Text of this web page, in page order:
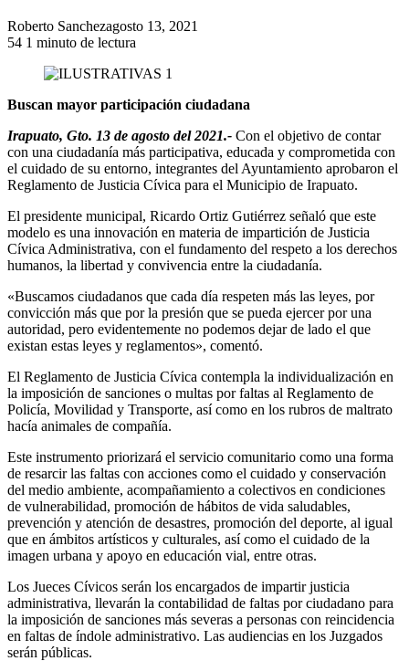
Roberto Sanchezagosto 13, 2021
54 1 minuto de lectura
Buscan mayor participación ciudadana
Irapuato, Gto. 13 de agosto del 2021.- Con el objetivo de contar
con una ciudadanía más participativa, educada y comprometida con
el cuidado de su entorno, integrantes del Ayuntamiento aprobaron el
Reglamento de Justicia Cívica para el Municipio de Irapuato.
El presidente municipal, Ricardo Ortiz Gutiérrez señaló que este
modelo es una innovación en materia de impartición de Justicia
Cívica Administrativa, con el fundamento del respeto a los derechos
humanos, la libertad y convivencia entre la ciudadanía.
«Buscamos ciudadanos que cada día respeten más las leyes, por
convicción más que por la presión que se pueda ejercer por una
autoridad, pero evidentemente no podemos dejar de lado el que
existan estas leyes y reglamentos», comentó.
El Reglamento de Justicia Cívica contempla la individualización en
la imposición de sanciones o multas por faltas al Reglamento de
Policía, Movilidad y Transporte, así como en los rubros de maltrato
hacía animales de compañía.
Este instrumento priorizará el servicio comunitario como una forma
de resarcir las faltas con acciones como el cuidado y conservación
del medio ambiente, acompañamiento a colectivos en condiciones
de vulnerabilidad, promoción de hábitos de vida saludables,
prevención y atención de desastres, promoción del deporte, al igual
que en ámbitos artísticos y culturales, así como el cuidado de la
imagen urbana y apoyo en educación vial, entre otras.
Los Jueces Cívicos serán los encargados de impartir justicia
administrativa, llevarán la contabilidad de faltas por ciudadano para
la imposición de sanciones más severas a personas con reincidencia
en faltas de índole administrativo. Las audiencias en los Juzgados
serán públicas.